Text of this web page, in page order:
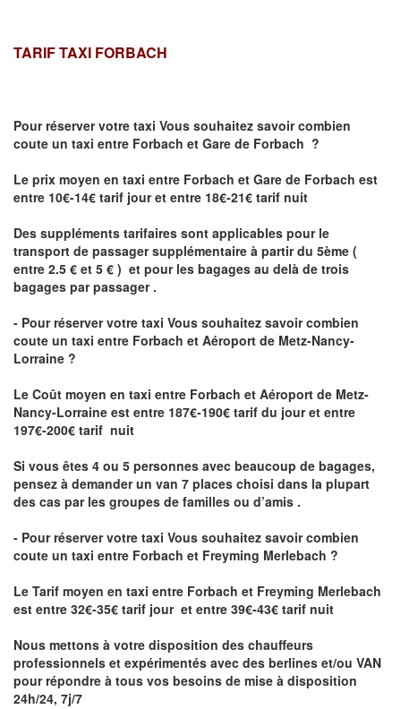
TARIF TAXI FORBACH
Pour réserver votre taxi Vous souhaitez savoircombien
coute un taxi entre Forbach et Gare de Forbach ?
Le prix moyen en taxi entre Forbach et Gare de Forbach est
entre 10€-14€ tarif jour et entre 18€-21€ tarif nuit
Des suppléments tarifaires sont applicables pour le
transport de passager supplémentaire à partir du 5ème (
entre 2.5 € et 5 € ) et pour les bagages au delà de trois
bagages par passager .
- Pour réserver votre taxi Vous souhaitez savoircombien
coute un taxi entre Forbach et Aéroport de Metz-Nancy-
Lorraine ?
Le Coût moyen en taxi entre Forbach et Aéroport de Metz-
Nancy-Lorraine est entre 187€-190€ tarif du jour et entre
197€-200€ tarif nuit
Si vous êtes 4 ou 5 personnes avec beaucoup de bagages,
pensez à demander un van 7 places choisi dans la plupart
des cas par les groupes de familles ou d’amis .
- Pour réserver votre taxi Vous souhaitez savoircombien
coute un taxi entre Forbach et Freyming Merlebach ?
Le Tarif moyen en taxi entre Forbach et Freyming Merlebach
est entre 32€-35€ tarif jour et entre 39€-43€ tarif nuit
Nous mettons à votre disposition des chauffeurs
professionnels et expérimentés avec des berlines et/ou VAN
pour répondre à tous vos besoins de mise à disposition
24h/24, 7j/7